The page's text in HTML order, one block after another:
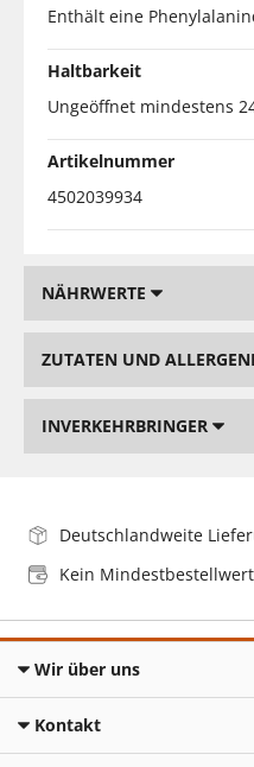
Enthält eine
Haltbarkeit
Ungeöffnet mindestens
Artikelnummer
4502039934
NÄHRWERTE
ZUTATEN UND
INVERKEHRBRINGER
Deutschlandweite
Kein Mindestbestellwert
Wir über uns
Kontakt